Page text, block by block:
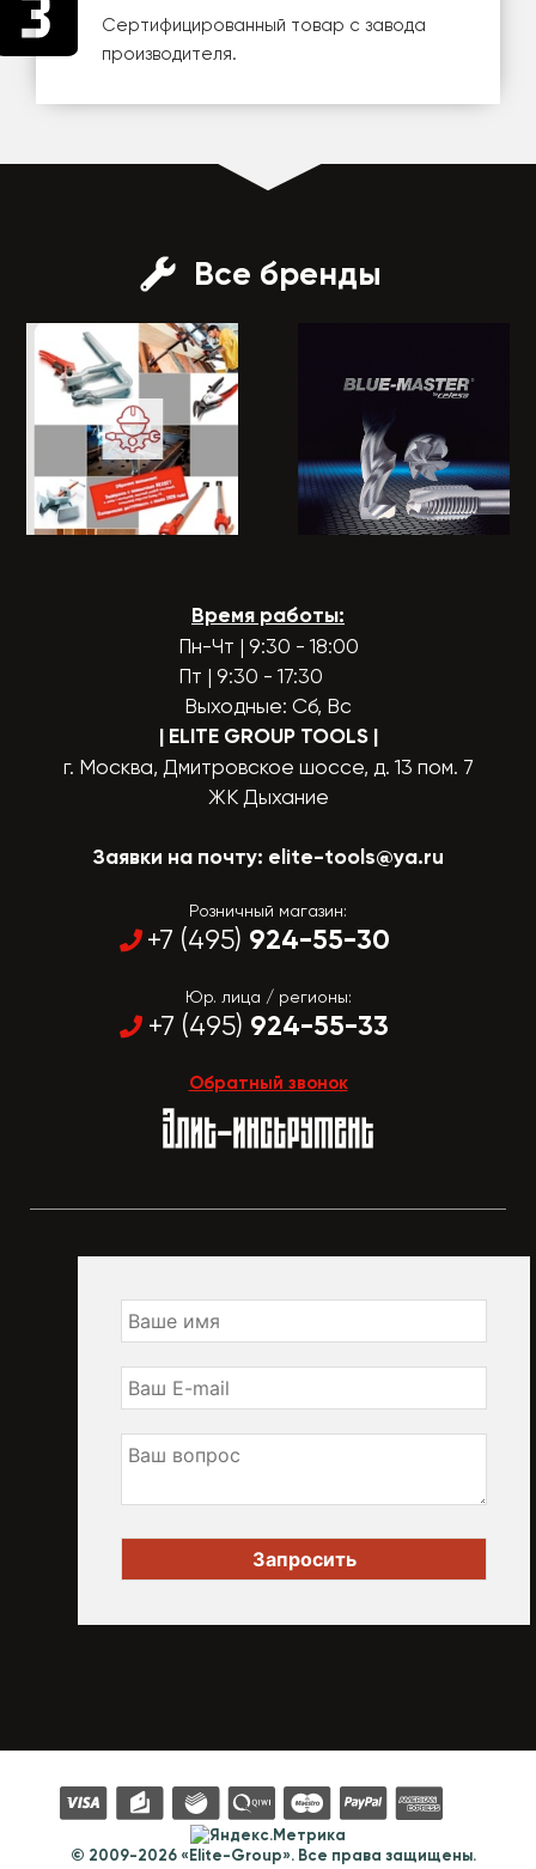
Сертифицированный товар с завода
производителя.
Все бренды
Время работы:
Пн-Чт | 9:30 - 18:00
Пт | 9:30 - 17:30
Выходные: Сб, Вс
| ELITE GROUP TOOLS |
г. Москва, Дмитровское шоссе, д. 13 пом. 7
ЖК Дыхание
Заявки на почту: elite-tools@ya.ru
Розничный магазин:
+7 (495) 924-55-30
Юр. лица / регионы:
+7 (495) 924-55-33
Обратный звонок
© 2009-2026 «Elite-Group». Все права защищены.